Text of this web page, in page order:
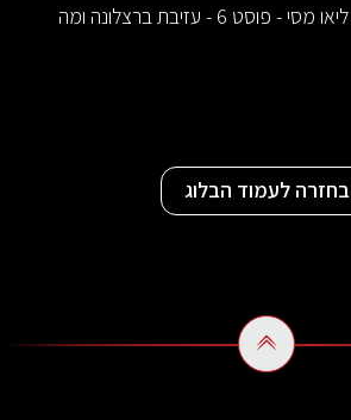
הביוגרפיה הרשמית של ליאו מסי - פוסט 6 - עזיבת ברצלונה ומה
בחזרה לעמוד הבלוג